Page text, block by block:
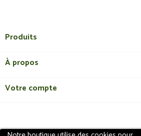
Produits
À propos
Votre compte